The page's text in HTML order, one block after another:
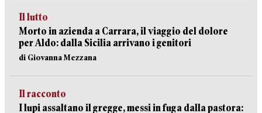
Il lutto
Morto in azienda a Carrara, il viaggio del dolore
per Aldo: dalla Sicilia arrivano i genitori
di Giovanna Mezzana
Il racconto
I lupi assaltano il gregge, messi in fuga dalla pastora: